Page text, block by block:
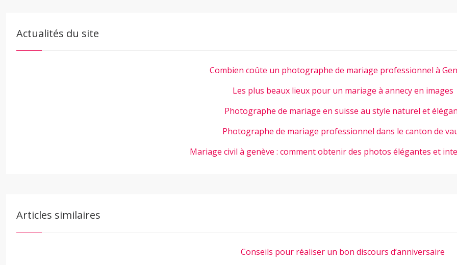
Actualités du site
Combien coûte un photographe de mariage professionnel à
Les plus beaux lieux pour un mariage à annecy en images
Photographe de mariage en suisse au style naturel et
Photographe de mariage professionnel dans le canton de
Mariage civil à genève : comment obtenir des photos élégantes et
Articles similaires
Conseils pour réaliser un bon discours d’anniversaire